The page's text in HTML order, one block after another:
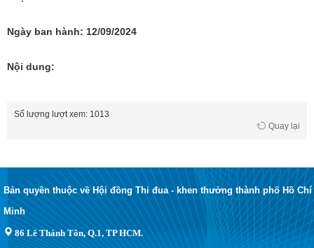
Ngày ban hành: 12/09/2024
Nội dung:
Số lượng lượt xem: 1013
Quay lại
Bản quyền thuộc về Hội đồng Thi đua - khen thưởng thành phố Hồ Chí
Minh
86 Lê Thánh Tôn, Q.1, TP HCM.